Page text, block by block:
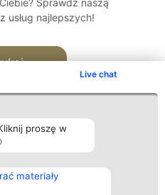
Live chat
proszę w
materiały
Sprawdź naszą
usług najlepszych!
Kontakt
Kontakt